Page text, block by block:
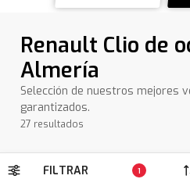
Renault Clio de
Almería
Selección de nuestros mejores
garantizados.
27 resultados
FILTRAR 1